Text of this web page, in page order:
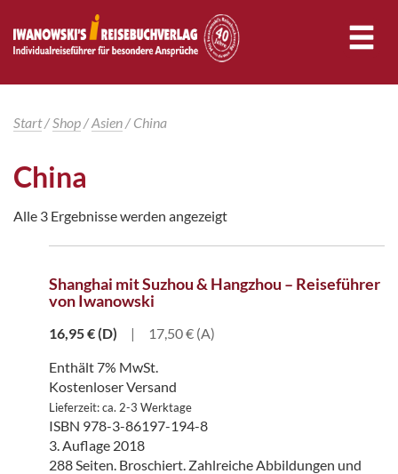
Start/Shop/Asien/ China
China
Alle 3 Ergebnisse werden angezeigt
Shanghai mit Suzhou & Hangzhou – Reiseführer
von Iwanowski
16,95€(D) |
17,50 € (A)
Enthält 7% MwSt.
Kostenloser Versand
Lieferzeit: ca. 2-3 Werktage
ISBN 978-3-86197-194-8
3. Auflage 2018
288 Seiten. Broschiert. Zahlreiche Abbildungen und